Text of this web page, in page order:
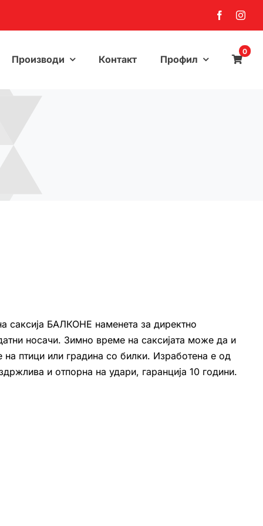
Производи Контакт Профил
0
саксија БАЛКОНЕ наменета за директно
носачи. Зимно време на саксијата може да и
птици или градина со билки. Изработена е од
и отпорна на удари, гаранција 10 години.